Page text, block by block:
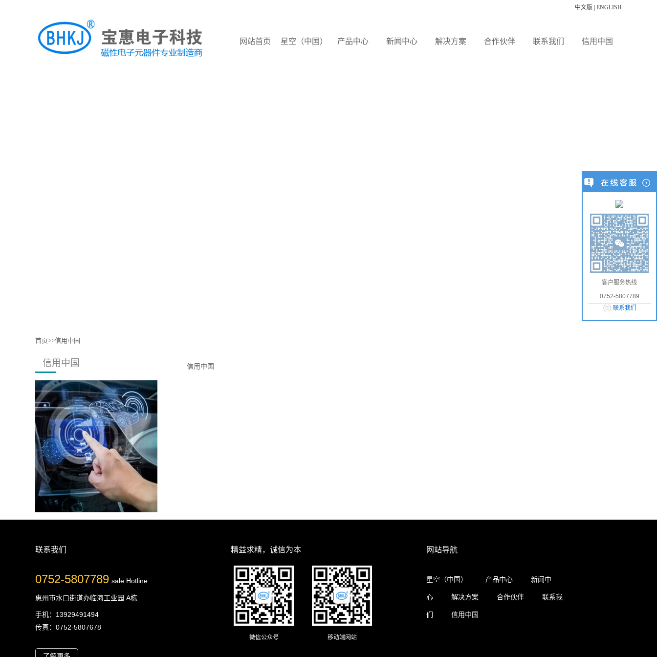
中文版 ENGLISH
网站首页 星空（中国） 产品中心 新闻中心 解决方案 合作伙伴 联系我们 信用中国
首页>>信用中国
信用中国 信用中国
联系我们
0752-5807789 sale Hotline
惠州市水口街道办临海工业园 A栋
手机：13929491494
传真：0752-5807678
精益求精，诚信为本
微信公众号 移动端网站
网站导航
星空（中国） 产品中心 新闻中
心 解决方案 合作伙伴 联系我
们 信用中国
客户服务热线
0752-5807789
联系我们